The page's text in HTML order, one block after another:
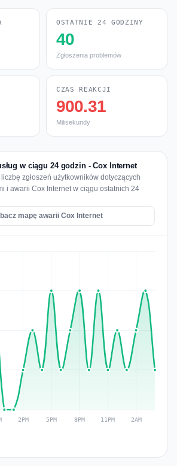
OSTATNIE 24 GODZINY
40
Zgłoszenia problemów
CZAS REAKCJI
900.31
Milisekundy
w ciągu 24 godzin - Cox Internet
zgłoszeń użytkowników dotyczących
i awarii Cox Internet w ciągu ostatnich 24
mapę awarii Cox Internet